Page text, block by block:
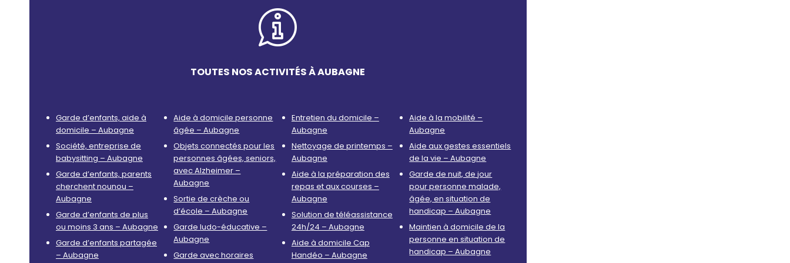
TOUTES NOS ACTIVITÉS À AUBAGNE
Garde d’enfants, aide à
domicile – Aubagne
Société, entreprise de
babysitting – Aubagne
Garde d’enfants, parents
cherchent nounou –
Aubagne
Garde d’enfants de plus
ou moins 3 ans – Aubagne
Garde d’enfants partagée
– Aubagne
Aide à domicile personne
âgée – Aubagne
Objets connectés pour les
personnes âgées, seniors,
avec Alzheimer –
Aubagne
Sortie de crèche ou
d’école – Aubagne
Garde ludo-éducative –
Aubagne
Garde avec horaires
Entretien du domicile –
Aubagne
Nettoyage de printemps –
Aubagne
Aide à la préparation des
repas et aux courses –
Aubagne
Solution de téléassistance
24h/24 – Aubagne
Aide à domicile Cap
Handéo – Aubagne
Aide à la mobilité –
Aubagne
Aide aux gestes essentiels
de la vie – Aubagne
Garde de nuit, de jour
pour personne malade,
âgée, en situation de
handicap – Aubagne
Maintien à domicile de la
personne en situation de
handicap – Aubagne